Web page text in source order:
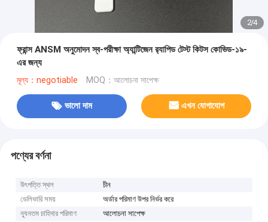
2/4
ফ্রান্স ANSM অনুমোদন স্ব-পরীক্ষা অ্যান্টিজেন র‌্যাপিড টেস্ট কিটস কোভিড-১৯-
এর জন্য
মূল্য：negotiable MOQ：আলোচনা সাপেক্ষ
ভালো দাম এখন যোগাযোগ
পণ্যের বর্ণনা
উৎপত্তি স্থল
চীন
ডেলিভারি সময়
অর্ডার পরিমাণ উপর নির্ভর করে
ন্যূনতম চাহিদার পরিমাণ
আলোচনা সাপেক্ষ